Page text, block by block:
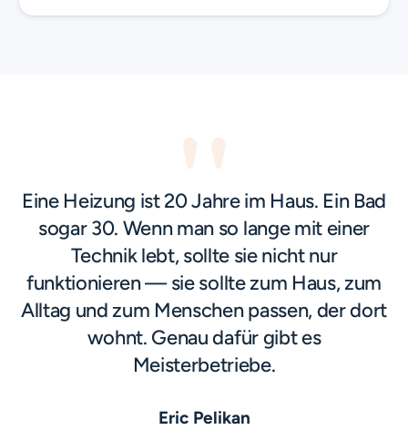
"
Eine Heizung ist 20 Jahre im Haus. Ein Bad
sogar 30. Wenn man so lange mit einer
Technik lebt, sollte sie nicht nur
funktionieren — sie sollte zum Haus, zum
Alltag und zum Menschen passen, der dort
wohnt. Genau dafür gibt es
Meisterbetriebe.
Eric Pelikan